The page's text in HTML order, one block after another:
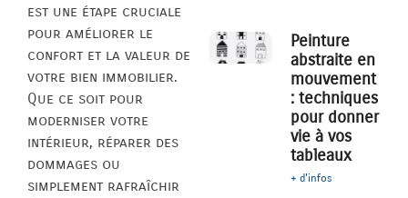
est une étape cruciale
pour améliorer le
confort et la valeur de
votre bien immobilier.
Que ce soit pour
moderniser votre
intérieur, réparer des
dommages ou
simplement rafraîchir
Peinture
abstraite en
mouvement
: techniques
pour donner
vie à vos
tableaux
+ d'infos